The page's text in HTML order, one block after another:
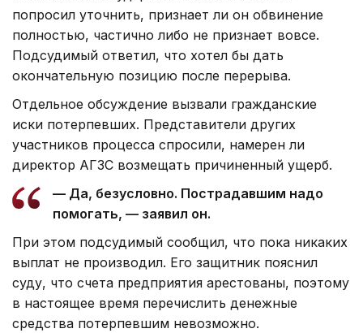
попросил уточнить, признает ли он обвинение
полностью, частично либо не признает вовсе.
Подсудимый ответил, что хотел бы дать
окончательную позицию после перерыва.
Отдельное обсуждение вызвали гражданские
иски потерпевших. Представители других
участников процесса спросили, намерен ли
директор АГЗС возмещать причиненный ущерб.
— Да, безусловно. Пострадавшим надо
помогать, — заявил он.
При этом подсудимый сообщил, что пока никаких
выплат не производил. Его защитник пояснил
суду, что счета предприятия арестованы, поэтому
в настоящее время перечислить денежные
средства потерпевшим невозможно.